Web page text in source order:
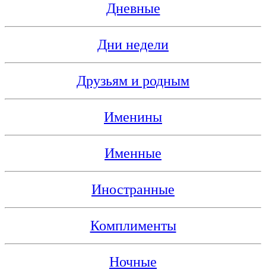
Дневные
Дни недели
Друзьям и родным
Именины
Именные
Иностранные
Комплименты
Ночные